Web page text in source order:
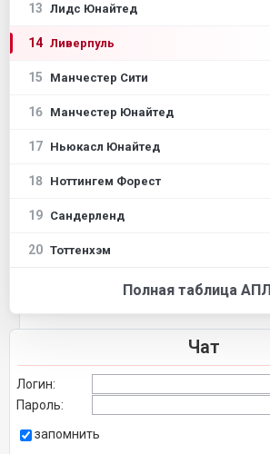
13 Лидс Юнайтед
14 Ливерпуль
15 Манчестер Сити
16 Манчестер Юнайтед
17 Ньюкасл Юнайтед
18 Ноттингем Форест
19 Сандерленд
20 Тоттенхэм
Полная таблица АПЛ
Чат
Логин:
Пароль:
запомнить